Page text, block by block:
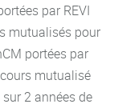
par REVI
mutualisés pour
portées par
mutualisé
2 années de